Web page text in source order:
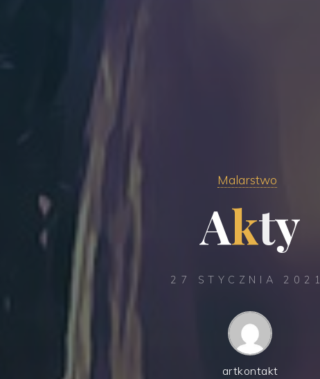
Malarstwo
Akty
27 STYCZNIA 2021
artkontakt